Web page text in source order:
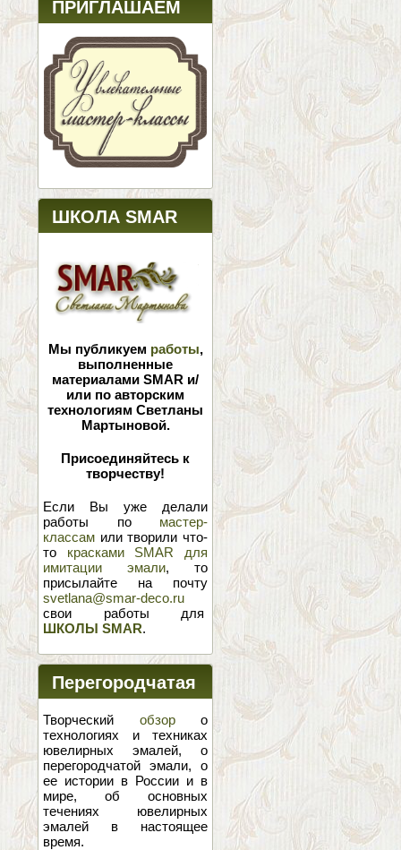
ПРИГЛАШАЕМ
ШКОЛА SMAR
Мы публикуем работы,
выполненные
материалами SMAR и/
или по авторским
технологиям Светланы
Мартыновой.
Присоединяйтесь к
творчеству!
Если Вы уже делали
работы по мастер-
классам или творили что-
то красками SMAR для
имитации эмали, то
присылайте на почту
svetlana@smar-deco.ru
свои работы для
ШКОЛЫ SMAR.
Перегородчатая
эмаль
Творческий обзоро
технологиях и техниках
ювелирных эмалей, о
перегородчатой эмали, о
ее истории в России и в
мире, об основных
течениях ювелирных
эмалей в настоящее
время.